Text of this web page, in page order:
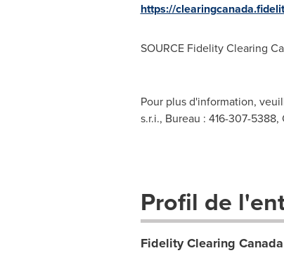
https://
SOURCE Fidelity Clearing
Pour plus d'information,
s.r.i., Bureau : 416-307-
Profil de
Fidelity Clearing Canada